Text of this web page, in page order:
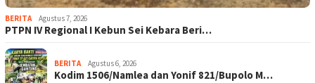
BERITA Agustus 7, 2026
PTPN IV Regional I Kebun Sei Kebara Beri…
BERITA Agustus 6, 2026
Kodim 1506/Namlea dan Yonif 821/Bupolo M…